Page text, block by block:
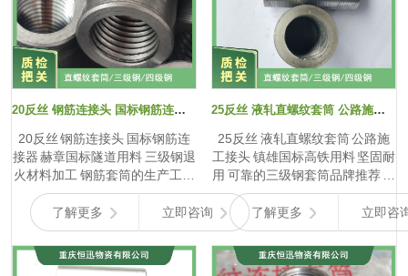
生产工艺和环保设备。例如，利
用先进的数控加工技术，提高加
工精度，减少废品率，降低原材
料浪费。同时，采用环保型的表
面处理工艺，如无铬钝化、达克
罗涂层等，减少了重金属和有害
四级钢套筒的安装简便，无需复
杂的焊接或其他高能耗、高污...
作简单，工人经过短期培训即可
熟练掌握，相比之下，焊接连接
对操作人员的技术水平要求较
高。在接头质量方面，直螺纹套
筒连接质量稳定，只要按照规范
加工钢筋丝头和安装套筒，就能
因焊接参数控制不当、焊缝缺陷
等问题导致接头质量不稳定。不
过...
20反丝 钢筋连接头 国标钢筋连接器 赫章国标隧道用料 三级钢退火材料加工
20反丝 钢筋连接头 国标钢筋连
接器 赫章国标隧道用料 三级钢退
火材料加工 钢筋套筒的生产工艺
介绍 钢筋套筒的生产工艺直接关
乎其质量与性能。常见的生产工
艺涵盖原材料准备、机械加工、
热处理以及表面处理等多个关键
环节。 原材料通常选用优质碳素
了解更多 立即咨询
25反丝 液轧直螺纹套筒 公路施工接头 镇雄国标高铁用料 坚固耐用
25反丝 液轧直螺纹套筒 公路施
工接头 镇雄国标高铁用料 坚固耐
用 可靠的三级钢套筒品牌推荐 在
选择三级钢套筒时，可靠的品牌
是质量与安全的重要保障。以下
为您推荐几个值得信赖的品牌。
[品牌 M] 以其卓越的产品质量与
可靠的性能在行业内树立了良好
了解更多 立即咨